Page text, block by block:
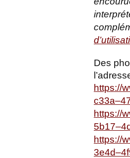
Des
https://
https://
https://